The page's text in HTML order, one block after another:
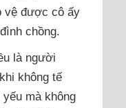
vệ được cô ấy
chồng.
là người
không tế
mà không